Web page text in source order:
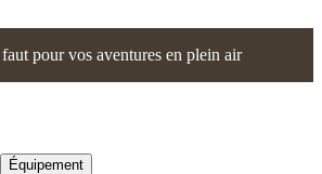
pour vos aventures en plein air
Équipement